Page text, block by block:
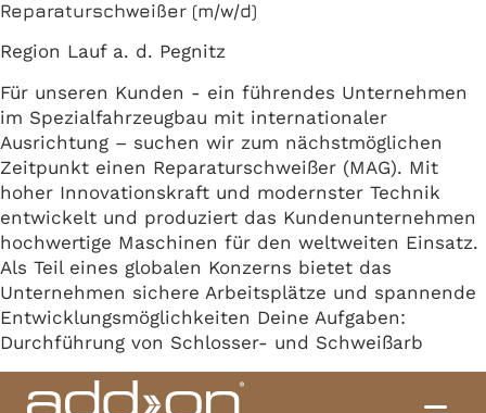
Reparaturschweißer (m/w/d)
Region Lauf a. d. Pegnitz
Für unseren Kunden - ein führendes Unternehmen
im Spezialfahrzeugbau mit internationaler
Ausrichtung – suchen wir zum nächstmöglichen
Zeitpunkt einen Reparaturschweißer (MAG). Mit
hoher Innovationskraft und modernster Technik
entwickelt und produziert das Kundenunternehmen
hochwertige Maschinen für den weltweiten Einsatz.
Als Teil eines globalen Konzerns bietet das
Unternehmen sichere Arbeitsplätze und spannende
Entwicklungsmöglichkeiten Deine Aufgaben:
Durchführung von Schlosser- und Schweißarb